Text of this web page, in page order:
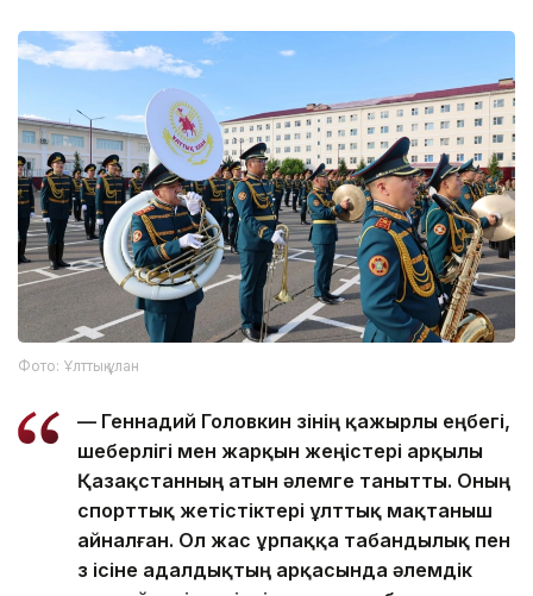
Фото: Ұлттық ұлан
— Геннадий Головкин өзінің қажырлы еңбегі,
шеберлігі мен жарқын жеңістері арқылы
Қазақстанның атын әлемге танытты. Оның
спорттық жетістіктері ұлттық мақтаныш
айналған. Ол жас ұрпаққа табандылық пен
өз ісіне адалдықтың арқасында әлемдік